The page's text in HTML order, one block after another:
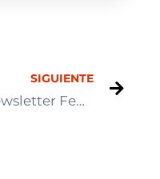
SIGUIENTE
Newsletter Febrero 2025